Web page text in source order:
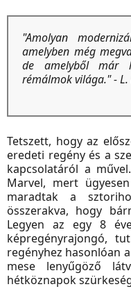
"Amolyan
amelyben még
de amelyből már
rémálmok világa." -
Tetszett, hogy az
eredeti regény és a
kapcsolatáról a
Marvel, mert
maradtak a
összerakva, hogy
Legyen az egy 8
képregényrajongó,
regényhez hasonlóan
mese lenyűgöző
hétköznapok